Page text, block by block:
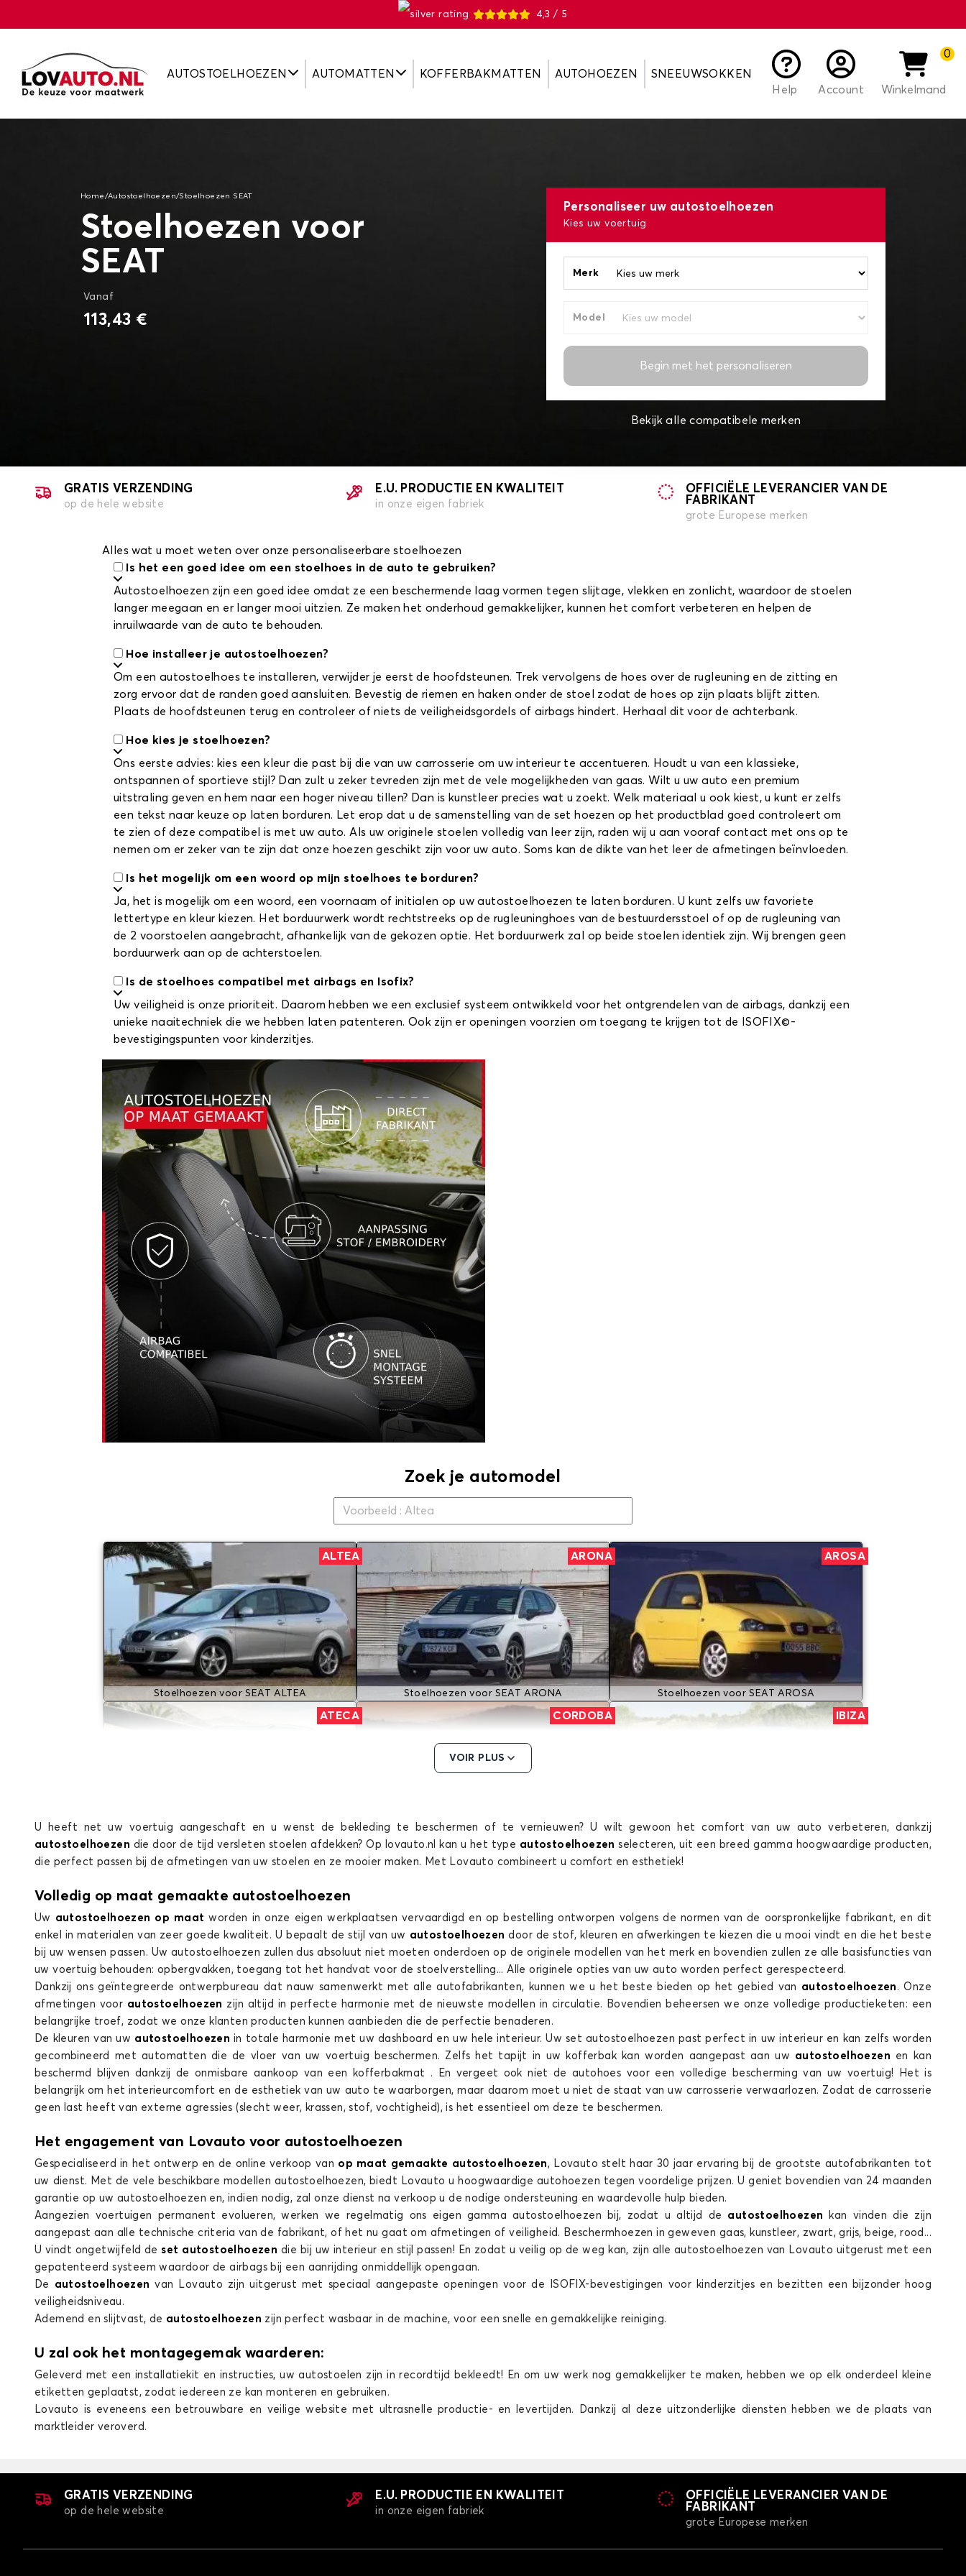
4,3 / 5
AUTOSTOELHOEZEN AUTOMATTEN KOFFERBAKMATTEN AUTOHOEZEN
SNEEUWSOKKEN
Help
Account
0
Winkelmand
Home /Autostoelhoezen/Stoelhoezen SEAT
Stoelhoezen voor
SEAT
Vanaf
113,43 €
Personaliseer uw autostoelhoezen
Kies uw voertuig
Merk
Model
Begin met het personaliseren
Bekijk alle compatibele merken
GRATIS VERZENDING
op de hele website
E.U. PRODUCTIE EN KWALITEIT
in onze eigen fabriek
OFFICIËLE LEVERANCIER VAN DE
FABRIKANT
grote Europese merken
Alles wat u moet weten over onze personaliseerbare stoelhoezen
Is het een goed idee om een stoelhoes in de auto te gebruiken?
Autostoelhoezen zijn een goed idee omdat ze een beschermende laag vormen tegen slijtage, vlekken en zonlicht, waardoor de stoelen
langer meegaan en er langer mooi uitzien. Ze maken het onderhoud gemakkelijker, kunnen het comfort verbeteren en helpen de
inruilwaarde van de auto te behouden.
Hoe installeer je autostoelhoezen?
Om een autostoelhoes te installeren, verwijder je eerst de hoofdsteunen. Trek vervolgens de hoes over de rugleuning en de zitting en
zorg ervoor dat de randen goed aansluiten. Bevestig de riemen en haken onder de stoel zodat de hoes op zijn plaats blijft zitten.
Plaats de hoofdsteunen terug en controleer of niets de veiligheidsgordels of airbags hindert. Herhaal dit voor de achterbank.
Hoe kies je stoelhoezen?
Ons eerste advies: kies een kleur die past bij die van uw carrosserie om uw interieur te accentueren. Houdt u van een klassieke,
ontspannen of sportieve stijl? Dan zult u zeker tevreden zijn met de vele mogelijkheden van gaas. Wilt u uw auto een premium
uitstraling geven en hem naar een hoger niveau tillen? Dan is kunstleer precies wat u zoekt. Welk materiaal u ook kiest, u kunt er zelfs
een tekst naar keuze op laten borduren. Let erop dat u de samenstelling van de set hoezen op het productblad goed controleert om
te zien of deze compatibel is met uw auto. Als uw originele stoelen volledig van leer zijn, raden wij u aan vooraf contact met ons op te
nemen om er zeker van te zijn dat onze hoezen geschikt zijn voor uw auto. Soms kan de dikte van het leer de afmetingen beïnvloeden.
Is het mogelijk om een woord op mijn stoelhoes te borduren?
Ja, het is mogelijk om een woord, een voornaam of initialen op uw autostoelhoezen te laten borduren. U kunt zelfs uw favoriete
lettertype en kleur kiezen. Het borduurwerk wordt rechtstreeks op de rugleuninghoes van de bestuurdersstoel of op de rugleuning van
de 2 voorstoelen aangebracht, afhankelijk van de gekozen optie. Het borduurwerk zal op beide stoelen identiek zijn. Wij brengen geen
borduurwerk aan op de achterstoelen.
Is de stoelhoes compatibel met airbags en Isofix?
Uw veiligheid is onze prioriteit. Daarom hebben we een exclusief systeem ontwikkeld voor het ontgrendelen van de airbags, dankzij een
unieke naaitechniek die we hebben laten patenteren. Ook zijn er openingen voorzien om toegang te krijgen tot de ISOFIX©-
bevestigingspunten voor kinderzitjes.
Zoek je automodel
ALTEA
Stoelhoezen voor SEAT ALTEA
ARONA
Stoelhoezen voor SEAT ARONA
AROSA
Stoelhoezen voor SEAT AROSA
ATECA
Stoelhoezen voor SEAT ATECA
CORDOBA
Stoelhoezen voor SEAT CORDOBA
IBIZA
Stoelhoezen voor SEAT IBIZA
Stoelhoezen voor SEAT LEON Stoelhoezen voor SEAT TOLEDO
VOIR PLUS
U heeft net uw voertuig aangeschaft en u wenst de bekleding te beschermen of te vernieuwen? U wilt gewoon het comfort van uw auto verbeteren, dankzij
autostoelhoezen die door de tijd versleten stoelen afdekken? Op lovauto.nl kan u het type autostoelhoezenselecteren, uit een breed gamma hoogwaardige producten,
die perfect passen bij de afmetingen van uw stoelen en ze mooier maken. Met Lovauto combineert u comfort en esthetiek!
Volledig op maat gemaakte autostoelhoezen
Uw autostoelhoezen op maatworden in onze eigen werkplaatsen vervaardigd en op bestelling ontworpen volgens de normen van de oorspronkelijke fabrikant, en dit
enkel in materialen van zeer goede kwaliteit. U bepaalt de stijl van uw autostoelhoezendoor de stof, kleuren en afwerkingen te kiezen die u mooi vindt en die het beste
bij uw wensen passen. Uw autostoelhoezen zullen dus absoluut niet moeten onderdoen op de originele modellen van het merk en bovendien zullen ze alle basisfuncties van
uw voertuig behouden: opbergvakken, toegang tot het handvat voor de stoelverstelling... Alle originele opties van uw auto worden perfect gerespecteerd.
Dankzij ons geïntegreerde ontwerpbureau dat nauw samenwerkt met alle autofabrikanten, kunnen we u het beste bieden op het gebied van autostoelhoezen . Onze
afmetingen voor autostoelhoezen zijn altijd in perfecte harmonie met de nieuwste modellen in circulatie. Bovendien beheersen we onze volledige productieketen: een
belangrijke troef, zodat we onze klanten producten kunnen aanbieden die de perfectie benaderen.
De kleuren van uw autostoelhoezenin totale harmonie met uw dashboard en uw hele interieur. Uw set autostoelhoezen past perfect in uw interieur en kan zelfs worden
gecombineerd met automatten die de vloer van uw voertuig beschermen. Zelfs het tapijt in uw kofferbak kan worden aangepast aan uw autostoelhoezen en kan
beschermd blijven dankzij de onmisbare aankoop van een kofferbakmat . En vergeet ook niet de autohoes voor een volledige bescherming van uw voertuig! Het is
belangrijk om het interieurcomfort en de esthetiek van uw auto te waarborgen, maar daarom moet u niet de staat van uw carrosserie verwaarlozen. Zodat de carrosserie
geen last heeft van externe agressies (slecht weer, krassen, stof, vochtigheid), is het essentieel om deze te beschermen.
Het engagement van Lovauto voor autostoelhoezen
Gespecialiseerd in het ontwerp en de online verkoop van op maat gemaakte autostoelhoezen, Lovauto stelt haar 30 jaar ervaring bij de grootste autofabrikanten tot
uw dienst. Met de vele beschikbare modellen autostoelhoezen, biedt Lovauto u hoogwaardige autohoezen tegen voordelige prijzen. U geniet bovendien van 24 maanden
garantie op uw autostoelhoezen en, indien nodig, zal onze dienst na verkoop u de nodige ondersteuning en waardevolle hulp bieden.
Aangezien voertuigen permanent evolueren, werken we regelmatig ons eigen gamma autostoelhoezen bij, zodat u altijd de autostoelhoezen
kan vinden die zijn
aangepast aan alle technische criteria van de fabrikant, of het nu gaat om afmetingen of veiligheid. Beschermhoezen in geweven gaas, kunstleer, zwart, grijs, beige, rood...
U vindt ongetwijfeld deset autostoelhoezen die bij uw interieur en stijl passen! En zodat u veilig op de weg kan, zijn alle autostoelhoezen van Lovauto uitgerust met een
gepatenteerd systeem waardoor de airbags bij een aanrijding onmiddellijk opengaan.
De autostoelhoezenvan Lovauto zijn uitgerust met speciaal aangepaste openingen voor de ISOFIX-bevestigingen voor kinderzitjes en bezitten een bijzonder hoog
veiligheidsniveau.
Ademend en slijtvast, de autostoelhoezen zijn perfect wasbaar in de machine, voor een snelle en gemakkelijke reiniging.
U zal ook het montagegemak waarderen:
Geleverd met een installatiekit en instructies, uw autostoelen zijn in recordtijd bekleedt! En om uw werk nog gemakkelijker te maken, hebben we op elk onderdeel kleine
etiketten geplaatst, zodat iedereen ze kan monteren en gebruiken.
Lovauto is eveneens een betrouwbare en veilige website met ultrasnelle productie- en levertijden. Dankzij al deze uitzonderlijke diensten hebben we de plaats van
marktleider veroverd.
GRATIS VERZENDING
op de hele website
E.U. PRODUCTIE EN KWALITEIT
in onze eigen fabriek
OFFICIËLE LEVERANCIER VAN DE
FABRIKANT
grote Europese merken